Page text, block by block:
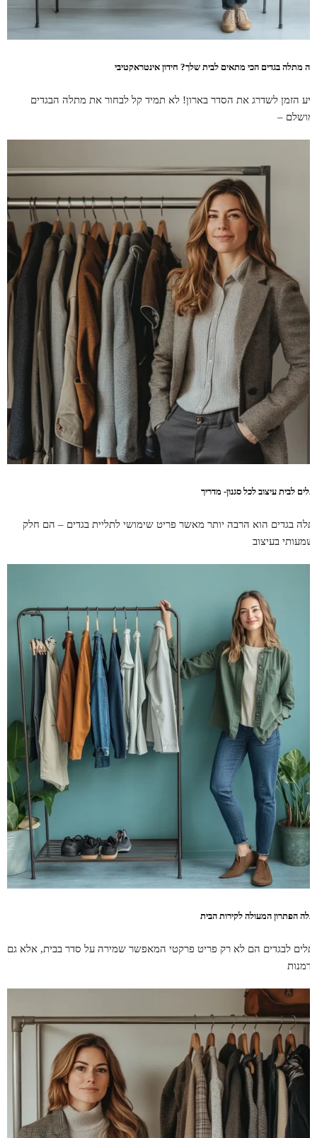
מתלה בגדים הכי מתאים לבית שלך? חידון אינטראקטיבי
הזמן לשדרג את הסדר בארון! לא תמיד קל לבחור את מתלה הבגדים
–
לבית עיצוב לכל סגנון- מדריך
בגדים הוא הרבה יותר מאשר פריט שימושי לתליית בגדים – הם חלק
בעיצוב
הפתרון המעולה לקירות הבית
לבגדים הם לא רק פריט פרקטי המאפשר שמירה על סדר בבית, אלא גם